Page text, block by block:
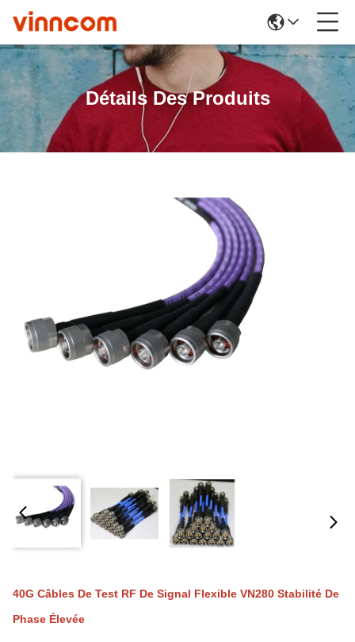
Détails Des Produits
40G Câbles De Test RF De Signal Flexible VN280 Stabilité De
Phase Élevée